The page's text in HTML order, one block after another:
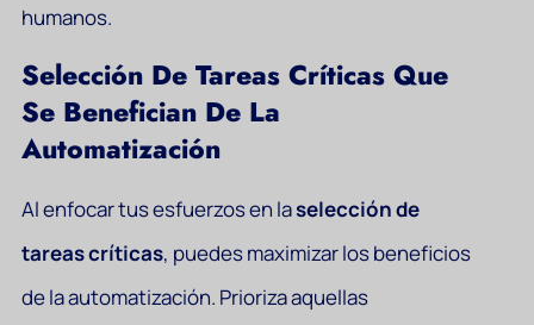
humanos.
Selección De Tareas Críticas Que
Se Benefician De La
Automatización
Al enfocar tus esfuerzos en laselección de
tareas críticas, puedes maximizar los beneficios
de la automatización. Prioriza aquellas